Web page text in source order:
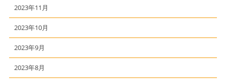
2023年11月
2023年10月
2023年9月
2023年8月